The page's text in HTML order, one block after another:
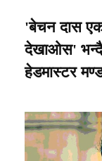
'बेचन दास एक
देखाओस' भन्दै
हेडमास्टर